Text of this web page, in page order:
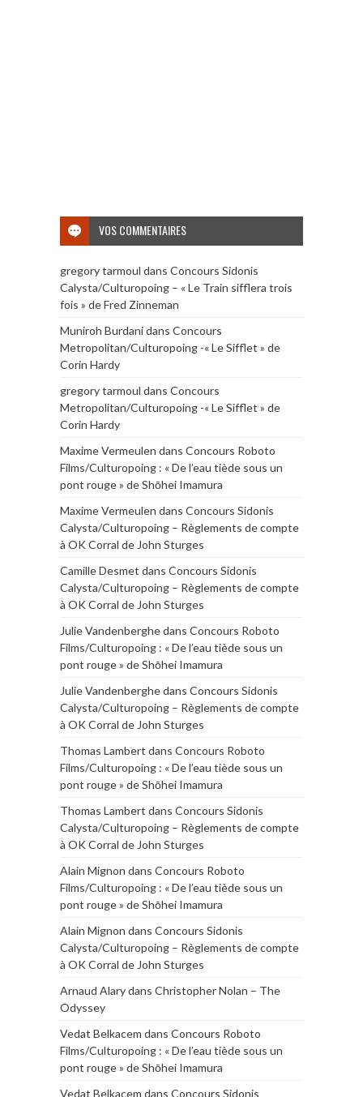
VOS COMMENTAIRES
gregory tarmoul dans Concours Sidonis
Calysta/Culturopoing – « Le Train sifflera trois
fois » de Fred Zinneman
Muniroh Burdanidans Concours
Metropolitan/Culturopoing -« Le Sifflet » de
Corin Hardy
gregory tarmoul dans Concours
Metropolitan/Culturopoing -« Le Sifflet » de
Corin Hardy
Maxime Vermeulen dans Concours Roboto
Films/Culturopoing : « De l’eau tiède sous un
pont rouge » de Shōhei Imamura
Maxime Vermeulen dans Concours Sidonis
Calysta/Culturopoing – Règlements de compte
à OK Corral de John Sturges
Camille Desmet dans Concours Sidonis
Calysta/Culturopoing – Règlements de compte
à OK Corral de John Sturges
Julie Vandenberghedans Concours Roboto
Films/Culturopoing : « De l’eau tiède sous un
pont rouge » de Shōhei Imamura
Julie Vandenberghedans Concours Sidonis
Calysta/Culturopoing – Règlements de compte
à OK Corral de John Sturges
Thomas Lambert dans Concours Roboto
Films/Culturopoing : « De l’eau tiède sous un
pont rouge » de Shōhei Imamura
Thomas Lambert dans Concours Sidonis
Calysta/Culturopoing – Règlements de compte
à OK Corral de John Sturges
Alain Mignon dans Concours Roboto
Films/Culturopoing : « De l’eau tiède sous un
pont rouge » de Shōhei Imamura
Alain Mignon dans Concours Sidonis
Calysta/Culturopoing – Règlements de compte
à OK Corral de John Sturges
Arnaud Alarydans Christopher Nolan – The
Odyssey
Vedat Belkacem dans Concours Roboto
Films/Culturopoing : « De l’eau tiède sous un
pont rouge » de Shōhei Imamura
Vedat Belkacem dans Concours Sidonis